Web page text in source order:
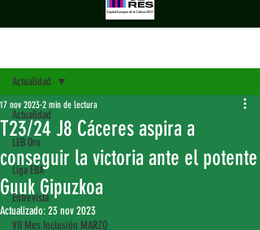
Actualidad
LEB Oro
Liga EBA
Entrevista
VII Mes Inclusión MARZO
Actualidad
T23/24 J8 Cáceres aspira a
conseguir la victoria ante el potente
Guuk Gipuzkoa
17 nov 2023 2 min de lectura
Actualizado:23 nov 2023